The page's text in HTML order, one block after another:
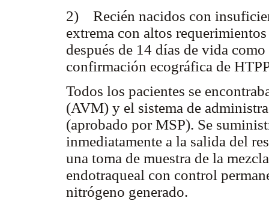
2) Recién nacidos con
extrema con altos
después de 14 días de vida
confirmación ecográfica de
Todos los pacientes se
(AVM) y el sistema de
(aprobado por MSP). Se
inmediatamente a la salida del
una toma de muestra de la
endotraqueal con control
nitrógeno generado.